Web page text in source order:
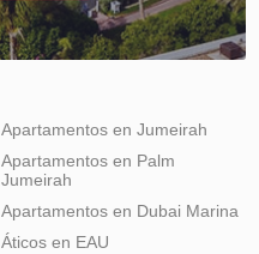
Apartamentos en Jumeirah
Apartamentos en Palm
Jumeirah
Apartamentos en Dubai Marina
Áticos en EAU